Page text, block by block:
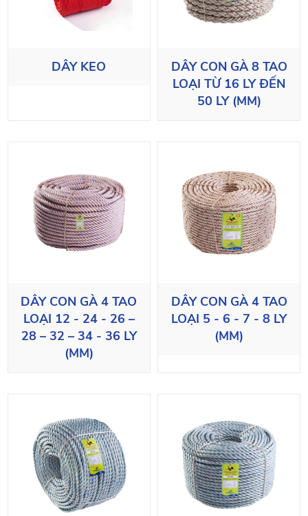
DÂY KEO
DÂY CON GÀ 8 TAO
LOẠI TỪ 16 LY ĐẾN
50 LY (MM)
DÂY CON GÀ 4 TAO
LOẠI 12 - 24 - 26 –
28 – 32 – 34 - 36 LY
(MM)
DÂY CON GÀ 4 TAO
LOẠI 5 - 6 - 7 - 8 LY
(MM)